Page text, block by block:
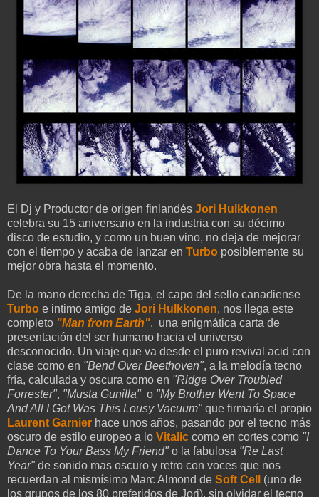
El Dj y Productor de origen finlandés Jori Hulkkonen
celebra su 15 aniversario en la industria con su décimo
disco de estudio, y como un buen vino, no deja de mejorar
con el tiempo y acaba de lanzar en Turbo posiblemente su
mejor obra hasta el momento.
De la mano derecha de Tiga, el capo del sello canadiense
Turbo e intimo amigo de Jori Hulkkonen, nos llega este
completo "Man from Earth", una enigmática carta de
presentación del ser humano hacia el universo
desconocido. Un viaje que va desde el puro revival acid con
clase como en "Bend Over Beethoven", a la melodía tecno
fría, calculada y oscura como en "Ridge Over Troubled
Forrester", "Musta Gunilla" o "My Brother Went To Space
And All I Got Was This Lousy Vacuum" que firmaría el propio
Laurent Garnier hace unos años, pasando por el tecno más
oscuro de estilo europeo a lo Vitalic como en cortes como "I
Dance To Your Bass My Friend" o la fabulosa "Re Last
Year" de sonido mas oscuro y retro con voces que nos
recuerdan al mismísimo Marc Almond de Soft Cell
(uno de
los grupos de los 80 preferidos de Jori), sin olvidar el tecno